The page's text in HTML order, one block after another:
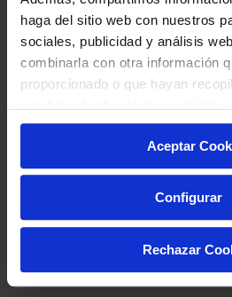
haga del sitio web con nuestros
sociales, publicidad y análisis
combinarla con otra información
proporcionado o que hayan
Aceptar
Configurar
Rechazar